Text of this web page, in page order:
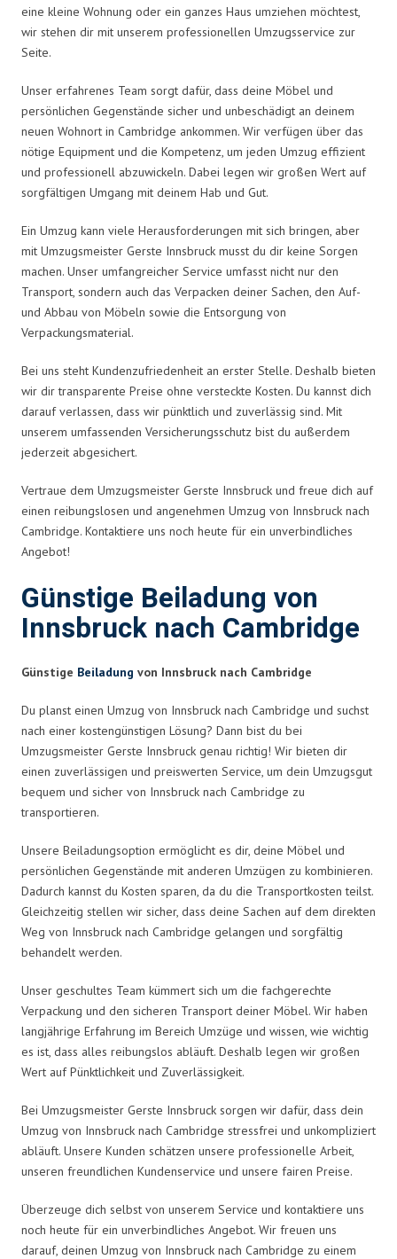
eine kleine Wohnung oder ein ganzes Haus umziehen möchtest,
wir stehen dir mit unserem professionellen Umzugsservice zur
Seite.
Unser erfahrenes Team sorgt dafür, dass deine Möbel und
persönlichen Gegenstände sicher und unbeschädigt an deinem
neuen Wohnort in Cambridge ankommen. Wir verfügen über das
nötige Equipment und die Kompetenz, um jeden Umzug effizient
und professionell abzuwickeln. Dabei legen wir großen Wert auf
sorgfältigen Umgang mit deinem Hab und Gut.
Ein Umzug kann viele Herausforderungen mit sich bringen, aber
mit Umzugsmeister Gerste Innsbruck musst du dir keine Sorgen
machen. Unser umfangreicher Service umfasst nicht nur den
Transport, sondern auch das Verpacken deiner Sachen, den Auf-
und Abbau von Möbeln sowie die Entsorgung von
Verpackungsmaterial.
Bei uns steht Kundenzufriedenheit an erster Stelle. Deshalb bieten
wir dir transparente Preise ohne versteckte Kosten. Du kannst dich
darauf verlassen, dass wir pünktlich und zuverlässig sind. Mit
unserem umfassenden Versicherungsschutz bist du außerdem
jederzeit abgesichert.
Vertraue dem Umzugsmeister Gerste Innsbruck und freue dich auf
einen reibungslosen und angenehmen Umzug von Innsbruck nach
Cambridge. Kontaktiere uns noch heute für ein unverbindliches
Angebot!
Günstige Beiladung von
Innsbruck nach Cambridge
Günstige Beiladung von Innsbruck nach Cambridge
Du planst einen Umzug von Innsbruck nach Cambridge und suchst
nach einer kostengünstigen Lösung? Dann bist du bei
Umzugsmeister Gerste Innsbruck genau richtig! Wir bieten dir
einen zuverlässigen und preiswerten Service, um dein Umzugsgut
bequem und sicher von Innsbruck nach Cambridge zu
transportieren.
Unsere Beiladungsoption ermöglicht es dir, deine Möbel und
persönlichen Gegenstände mit anderen Umzügen zu kombinieren.
Dadurch kannst du Kosten sparen, da du die Transportkosten teilst.
Gleichzeitig stellen wir sicher, dass deine Sachen auf dem direkten
Weg von Innsbruck nach Cambridge gelangen und sorgfältig
behandelt werden.
Unser geschultes Team kümmert sich um die fachgerechte
Verpackung und den sicheren Transport deiner Möbel. Wir haben
langjährige Erfahrung im Bereich Umzüge und wissen, wie wichtig
es ist, dass alles reibungslos abläuft. Deshalb legen wir großen
Wert auf Pünktlichkeit und Zuverlässigkeit.
Bei Umzugsmeister Gerste Innsbruck sorgen wir dafür, dass dein
Umzug von Innsbruck nach Cambridge stressfrei und unkompliziert
abläuft. Unsere Kunden schätzen unsere professionelle Arbeit,
unseren freundlichen Kundenservice und unsere fairen Preise.
Überzeuge dich selbst von unserem Service und kontaktiere uns
noch heute für ein unverbindliches Angebot. Wir freuen uns
darauf, deinen Umzug von Innsbruck nach Cambridge zu einem